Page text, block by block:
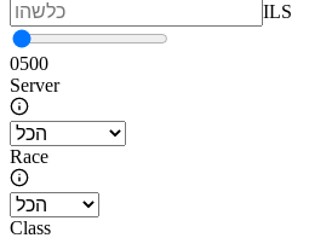
ILS
0500
Server
Race
Class